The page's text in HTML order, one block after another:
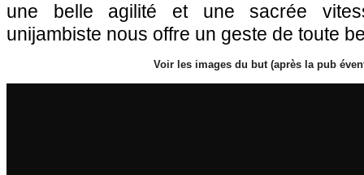
une belle agilité et une sacrée
unijambiste nous offre un geste de toute
Voir les images du but (après la pub